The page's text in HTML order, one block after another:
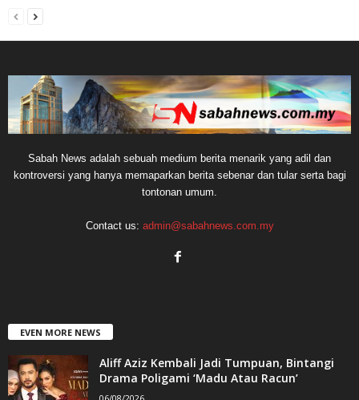
Sabah News adalah sebuah medium berita menarik yang adil dan
kontroversi yang hanya memaparkan berita sebenar dan tular serta bagi
tontonan umum.
Contact us: admin@sabahnews.com.my
EVEN MORE NEWS
Aliff Aziz Kembali Jadi Tumpuan, Bintangi
Drama Poligami ‘Madu Atau Racun’